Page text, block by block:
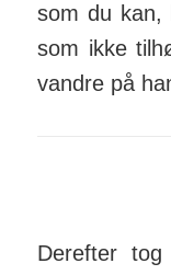
som du kan,
som ikke
vandre på
Derefter